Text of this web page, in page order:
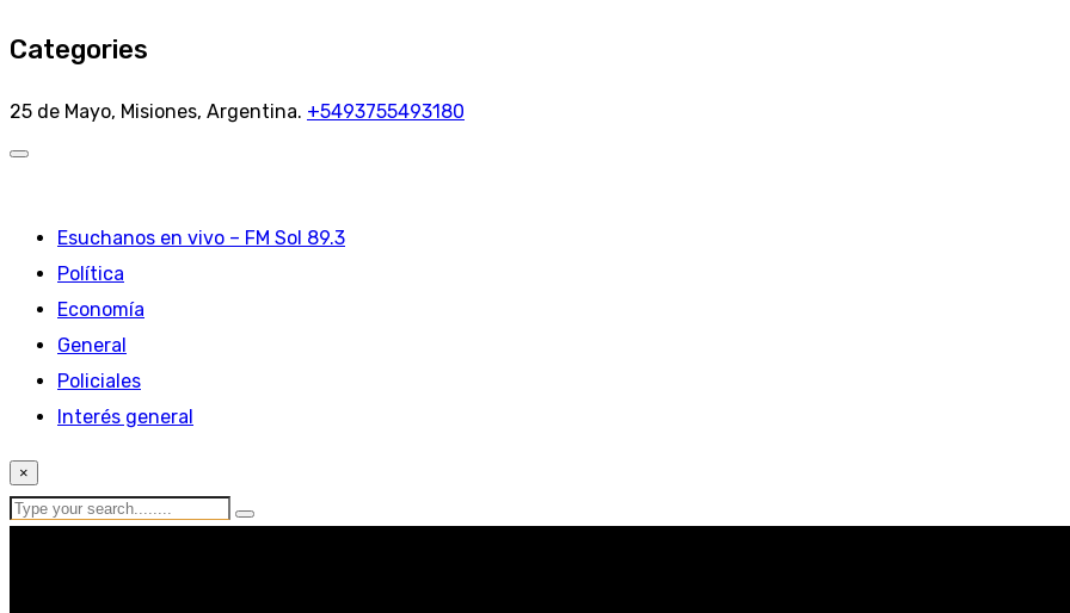
Categories
25 de Mayo, Misiones, Argentina. +5493755493180
Esuchanos en vivo – FM Sol 89.3
Política
Economía
General
Policiales
Interés general
×